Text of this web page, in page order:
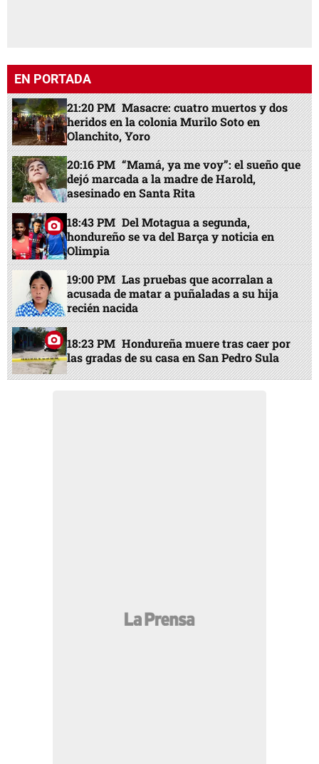
EN PORTADA
21:20 PM Masacre: cuatro muertos y dos
heridos en la colonia Murilo Soto en
Olanchito, Yoro
20:16 PM “Mamá, ya me voy”: el sueño que
dejó marcada a la madre de Harold,
asesinado en Santa Rita
18:43 PM Del Motagua a segunda,
hondureño se va del Barça y noticia en
Olimpia
19:00 PM Las pruebas que acorralan a
acusada de matar a puñaladas a su hija
recién nacida
18:23 PM Hondureña muere tras caer por
las gradas de su casa en San Pedro Sula